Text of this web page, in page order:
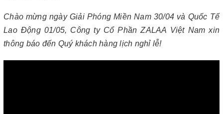
Chào mừng ngày Giải Phóng Miền Nam 30/04 và Quốc Tế
Lao Động 01/05, Công ty Cổ Phần ZALAA Việt Nam xin
thông báo đến Quý khách hàng lịch nghỉ lễ!